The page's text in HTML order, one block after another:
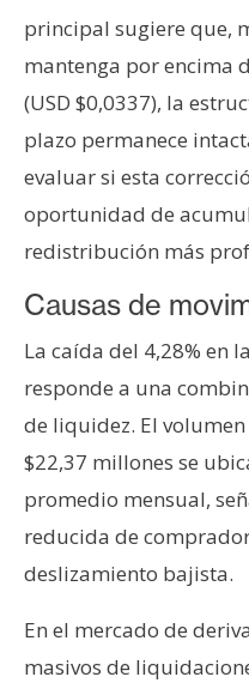
C
o
n
a
c
t
y
P
b
l
c
d
a
principal sugiere que,
mantenga por encima
(USD $0,0337), la
plazo permanece
evaluar si esta
oportunidad de
redistribución más
Causas de
La caída del 4,28% en
responde a una
de liquidez. El
$22,37 millones se
promedio mensual,
reducida de
deslizamiento bajista.
En el mercado de
masivos de